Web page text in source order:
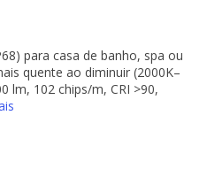
para casa de banho, spa ou
quente ao diminuir (2000K–
lm, 102 chips/m, CRI >90,